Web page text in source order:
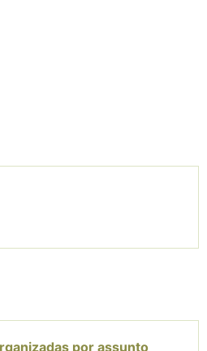
por assunto